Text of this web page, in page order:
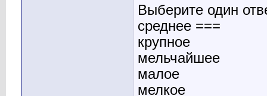
Выберите один
среднее ===
крупное
мельчайшее
малое
мелкое